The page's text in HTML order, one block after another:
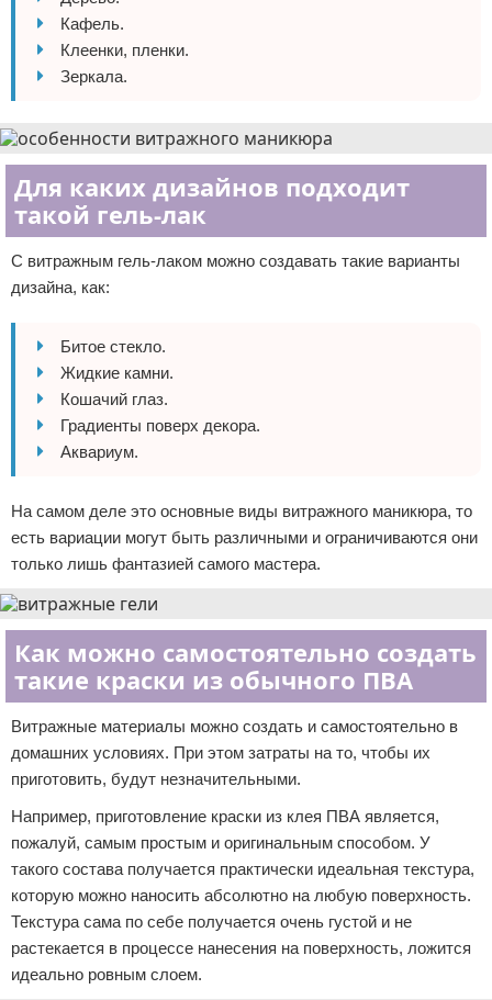
Кафель.
Клеенки, пленки.
Зеркала.
Для каких дизайнов подходит
такой гель-лак
С витражным гель-лаком можно создавать такие варианты
дизайна, как:
Битое стекло.
Жидкие камни.
Кошачий глаз.
Градиенты поверх декора.
Аквариум.
На самом деле это основные виды витражного маникюра, то
есть вариации могут быть различными и ограничиваются они
только лишь фантазией самого мастера.
Как можно самостоятельно создать
такие краски из обычного ПВА
Витражные материалы можно создать и самостоятельно в
домашних условиях. При этом затраты на то, чтобы их
приготовить, будут незначительными.
Например, приготовление краски из клея ПВА является,
пожалуй, самым простым и оригинальным способом. У
такого состава получается практически идеальная текстура,
которую можно наносить абсолютно на любую поверхность.
Текстура сама по себе получается очень густой и не
растекается в процессе нанесения на поверхность, ложится
идеально ровным слоем.